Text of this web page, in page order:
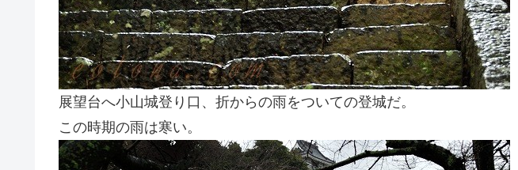
展望台へ小山城登り口、折からの雨をついての登城だ。
この時期の雨は寒い。